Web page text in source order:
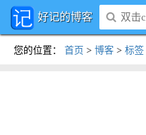
好记的博客
您的位置 ： 首页 > 博客 > 标签